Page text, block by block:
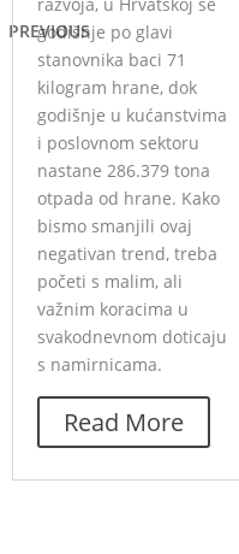
PREVIOUS
razvoja, u Hrvatskoj se
godišnje po glavi
stanovnika baci 71
kilogram hrane, dok
godišnje u kućanstvima
i poslovnom sektoru
nastane 286.379 tona
otpada od hrane. Kako
bismo smanjili ovaj
negativan trend, treba
početi s malim, ali
važnim koracima u
svakodnevnom doticaju
s namirnicama.
Read More